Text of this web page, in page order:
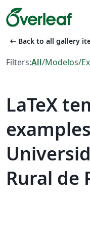
arrow_left_alt Back to all gallery
Filters:All/Modelos/
LaTeX
Rural de